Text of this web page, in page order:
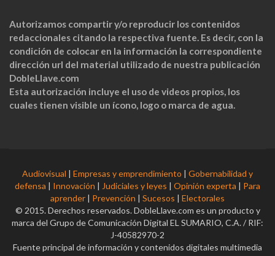
Autorizamos compartir y/o reproducir los contenidos
redaccionales citando la respectiva fuente. Es decir, con la
condición de colocar en la información la correspondiente
dirección url del material utilizado de nuestra publicación
DobleLlave.com
Esta autorización incluye el uso de videos propios, los
cuales tienen visible un ícono, logo o marca de agua.
Audiovisual | Empresas y emprendimiento | Gobernabilidad y
defensa | Innovación | Judiciales y leyes | Opinión experta | Para
aprender | Prevención | Sucesos | Electorales
© 2015. Derechos reservados. DobleLlave.com es un producto y
marca del Grupo de Comunicación Digital EL SUMARIO, C.A. / RIF:
J-40582970-2
Fuente principal de información y contenidos digitales multimedia